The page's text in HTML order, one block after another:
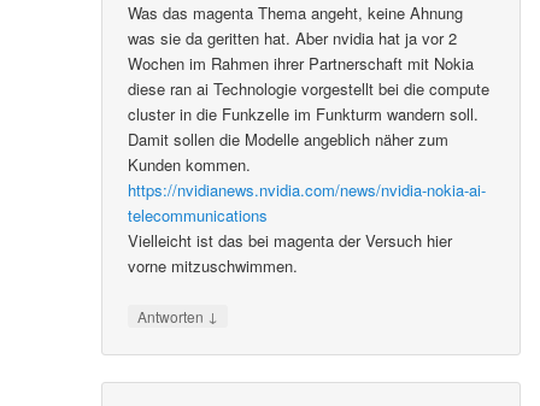
Was das magenta Thema angeht, keine Ahnung
was sie da geritten hat. Aber nvidia hat ja vor 2
Wochen im Rahmen ihrer Partnerschaft mit Nokia
diese ran ai Technologie vorgestellt bei die compute
cluster in die Funkzelle im Funkturm wandern soll.
Damit sollen die Modelle angeblich näher zum
Kunden kommen.
https://nvidianews.nvidia.com/news/nvidia-nokia-ai-
telecommunications
Vielleicht ist das bei magenta der Versuch hier
vorne mitzuschwimmen.
Antworten ↓